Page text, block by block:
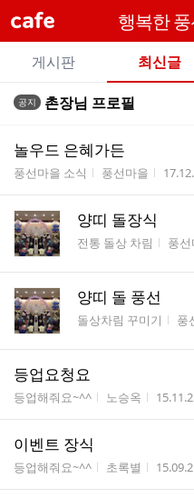
cafe 행복한
카
페
메
뉴
게시판 최신글
전
글
트
공지 촌장님 프로필
놀우드 은혜가든
게시판명
풍선마을 소식 작성자
풍선마을 작성
양띠 돌장식
게시판명
전통 돌상 차림 작성
풍
양띠 돌 풍선
게시판명
돌상차림 꾸미기 작
풍
등업요청요
게시판명
등업해줘요~^^ 작성자
노승옥 작성시
이벤트 장식
게시판명
등업해줘요~^^ 작성자
초록별 작성시